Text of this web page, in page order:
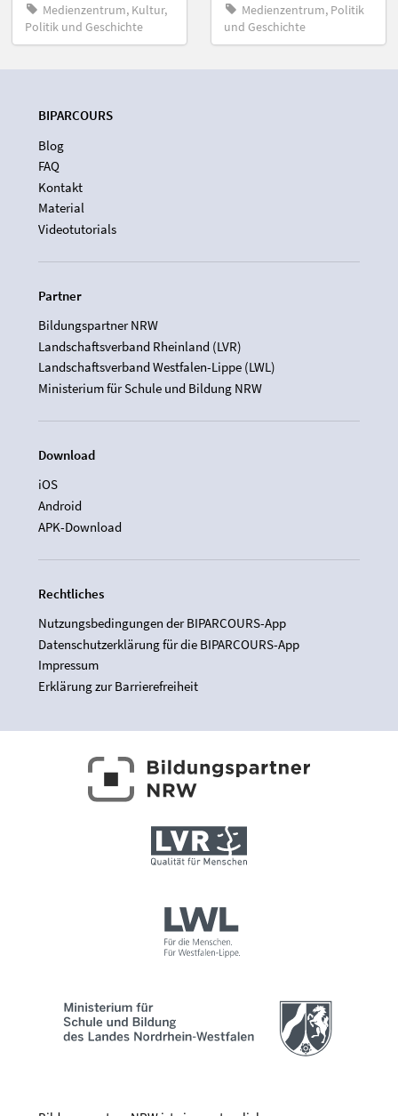
Medienzentrum, Kultur,
Politik und Geschichte
Medienzentrum, Politik
und Geschichte
BIPARCOURS
Blog
FAQ
Kontakt
Material
Videotutorials
Partner
Bildungspartner NRW
Landschaftsverband Rheinland (LVR)
Landschaftsverband Westfalen-Lippe (LWL)
Ministerium für Schule und Bildung NRW
Download
iOS
Android
APK-Download
Rechtliches
Nutzungsbedingungen der BIPARCOURS-App
Datenschutzerklärung für die BIPARCOURS-App
Impressum
Erklärung zur Barrierefreiheit